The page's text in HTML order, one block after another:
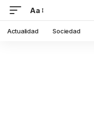
Font
Resizer
Aa
Actualidad Sociedad